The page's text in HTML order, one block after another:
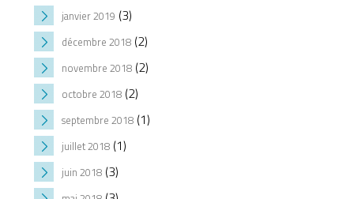
janvier 2019 (3)
décembre 2018(2)
novembre 2018(2)
octobre 2018(2)
septembre 2018(1)
juillet 2018(1)
juin 2018(3)